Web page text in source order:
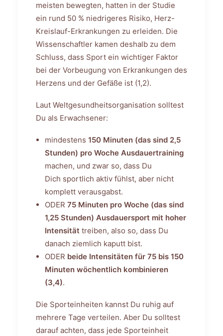
meisten bewegten, hatten in der Studie
ein rund 50 % niedrigeres Risiko, Herz-
Kreislauf-Erkrankungen zu erleiden. Die
Wissenschaftler kamen deshalb zu dem
Schluss, dass Sport ein wichtiger Faktor
bei der Vorbeugung von Erkrankungen des
Herzens und der Gefäße ist (1,2).
Laut Weltgesundheitsorganisation solltest
Du als Erwachsener:
mindestens 150 Minuten (das sind 2,5
Stunden) pro Woche Ausdauertraining
machen, und zwar so, dass Du
Dich sportlich aktiv fühlst, aber nicht
komplett verausgabst.
ODER 75 Minuten pro Woche (das sind
1,25 Stunden) Ausdauersport mit hoher
Intensität treiben, also so, dass Du
danach ziemlich kaputt bist.
ODER beide Intensitäten für 75 bis 150
Minuten wöchentlich kombinieren
(3,4).
Die Sporteinheiten kannst Du ruhig auf
mehrere Tage verteilen. Aber Du solltest
darauf achten, dass jede Sporteinheit